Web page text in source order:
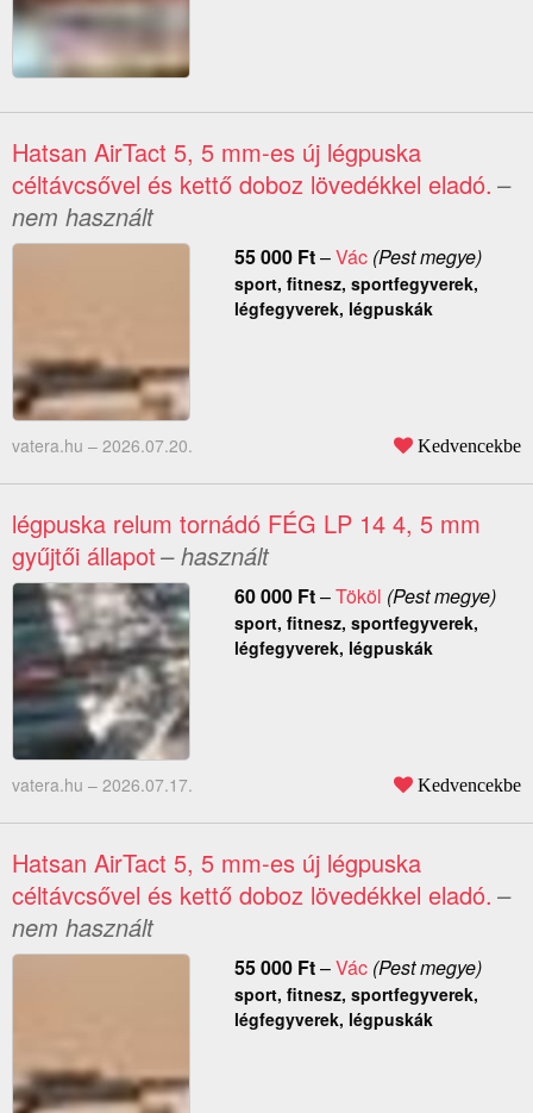
Hatsan AirTact 5, 5 mm-es új légpuska
céltávcsővel és kettő doboz lövedékkel eladó. –
nem használt
55 000 Ft–Vác(Pest megye)
sport, fitnesz, sportfegyverek,
légfegyverek, légpuskák
vatera.hu – 2026.07.20. Kedvencekbe
légpuska relum tornádó FÉG LP 14 4, 5 mm
gyűjtői állapot– használt
60 000 Ft–Tököl (Pest megye)
sport, fitnesz, sportfegyverek,
légfegyverek, légpuskák
vatera.hu – 2026.07.17. Kedvencekbe
Hatsan AirTact 5, 5 mm-es új légpuska
céltávcsővel és kettő doboz lövedékkel eladó. –
nem használt
55 000 Ft–Vác(Pest megye)
sport, fitnesz, sportfegyverek,
légfegyverek, légpuskák